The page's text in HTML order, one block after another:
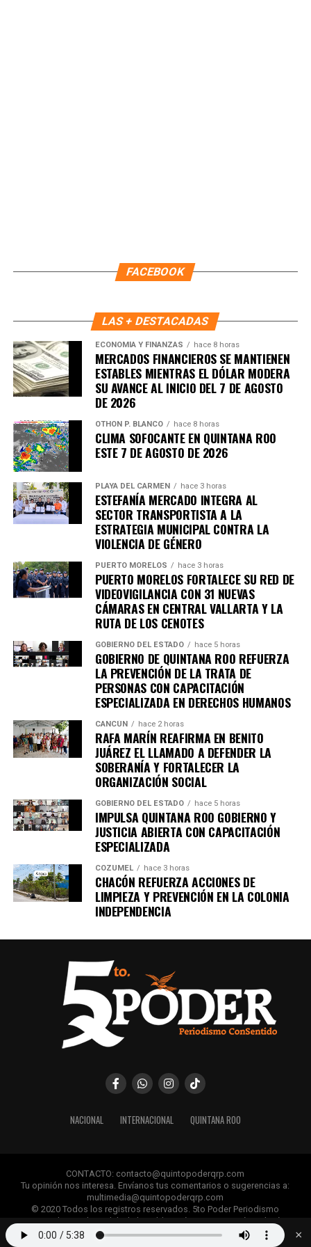
en tu teléfono.FACEBOOK
LAS + DESTACADAS
ECONOMÍA Y FINANZAS hace 8 horas
MERCADOS FINANCIEROS SE MANTIENEN
ESTABLES MIENTRAS EL DÓLAR MODERA
SU AVANCE AL INICIO DEL 7 DE AGOSTO
DE 2026
OTHON P. BLANCO hace 8 horas
CLIMA SOFOCANTE EN QUINTANA ROO
ESTE 7 DE AGOSTO DE 2026
PLAYA DEL CARMEN hace 3 horas
ESTEFANÍA MERCADO INTEGRA AL
SECTOR TRANSPORTISTA A LA
ESTRATEGIA MUNICIPAL CONTRA LA
VIOLENCIA DE GÉNERO
PUERTO MORELOS hace 3 horas
PUERTO MORELOS FORTALECE SU RED DE
VIDEOVIGILANCIA CON 31 NUEVAS
CÁMARAS EN CENTRAL VALLARTA Y LA
RUTA DE LOS CENOTES
GOBIERNO DEL ESTADO hace 5 horas
GOBIERNO DE QUINTANA ROO REFUERZA
LA PREVENCIÓN DE LA TRATA DE
PERSONAS CON CAPACITACIÓN
ESPECIALIZADA EN DERECHOS HUMANOS
CANCÚN hace 2 horas
RAFA MARÍN REAFIRMA EN BENITO
JUÁREZ EL LLAMADO A DEFENDER LA
SOBERANÍA Y FORTALECER LA
ORGANIZACIÓN SOCIAL
GOBIERNO DEL ESTADO hace 5 horas
IMPULSA QUINTANA ROO GOBIERNO Y
JUSTICIA ABIERTA CON CAPACITACIÓN
ESPECIALIZADA
COZUMEL hace 3 horas
CHACÓN REFUERZA ACCIONES DE
LIMPIEZA Y PREVENCIÓN EN LA COLONIA
INDEPENDENCIA
NACIONAL INTERNACIONAL QUINTANA ROO
CONTACTO: contacto@quintopoderqrp.com
Tu opinión nos interesa. Envíanos tus comentarios o sugerencias a:
multimedia@quintopoderqrp.com
© 2020 Todos los registros reservados. 5to Poder Periodismo
ConSentido Queda prohibida la publicación, retransmisión, edición y
cualquier uso de los contenidos sin permiso previo.
×